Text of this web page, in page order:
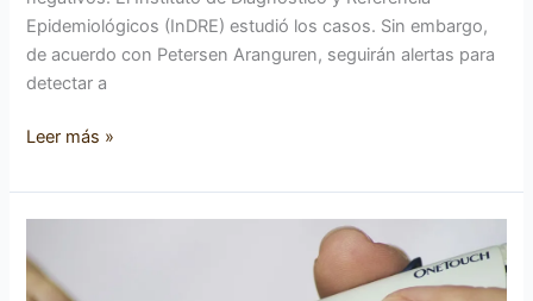
Epidemiológicos (InDRE) estudió los casos. Sin embargo,
de acuerdo con Petersen Aranguren, seguirán alertas para
detectar a
Leer más »
el
azúcar